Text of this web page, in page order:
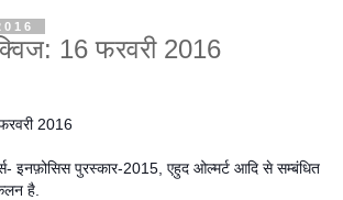
16 फरवरी 2016
2016
पुरस्कार-2015, एहुद ओल्मर्ट आदि से सम्बंधित
है.